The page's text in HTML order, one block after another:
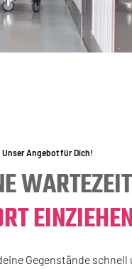
Unser Angebot für Dich!
WARTEZEIT
Gegenstände